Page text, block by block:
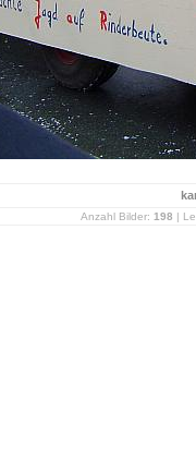
Anzahl Bilder: 198 |